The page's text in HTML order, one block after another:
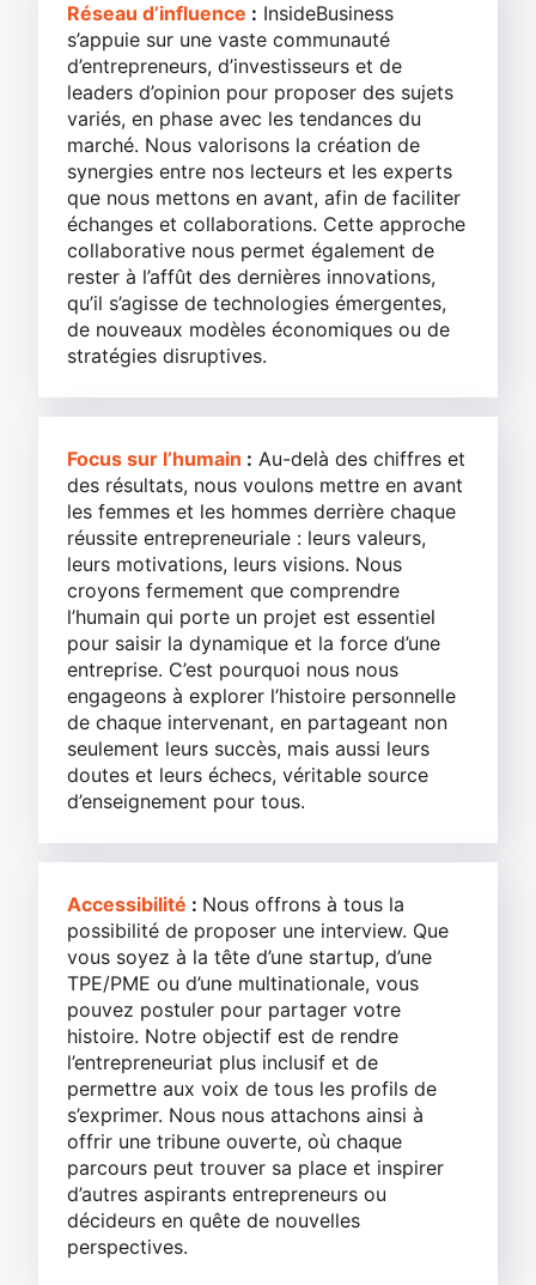
Réseau d’influence : InsideBusiness
s’appuie sur une vaste communauté
d’entrepreneurs, d’investisseurs et de
leaders d’opinion pour proposer des sujets
variés, en phase avec les tendances du
marché. Nous valorisons la création de
synergies entre nos lecteurs et les experts
que nous mettons en avant, afin de faciliter
échanges et collaborations. Cette approche
collaborative nous permet également de
rester à l’affût des dernières innovations,
qu’il s’agisse de technologies émergentes,
de nouveaux modèles économiques ou de
stratégies disruptives.
Focus sur l’humain : Au-delà des chiffres et
des résultats, nous voulons mettre en avant
les femmes et les hommes derrière chaque
réussite entrepreneuriale : leurs valeurs,
leurs motivations, leurs visions. Nous
croyons fermement que comprendre
l’humain qui porte un projet est essentiel
pour saisir la dynamique et la force d’une
entreprise. C’est pourquoi nous nous
engageons à explorer l’histoire personnelle
de chaque intervenant, en partageant non
seulement leurs succès, mais aussi leurs
doutes et leurs échecs, véritable source
d’enseignement pour tous.
Accessibilité : Nous offrons à tous la
possibilité de proposer une interview. Que
vous soyez à la tête d’une startup, d’une
TPE/PME ou d’une multinationale, vous
pouvez postuler pour partager votre
histoire. Notre objectif est de rendre
l’entrepreneuriat plus inclusif et de
permettre aux voix de tous les profils de
s’exprimer. Nous nous attachons ainsi à
offrir une tribune ouverte, où chaque
parcours peut trouver sa place et inspirer
d’autres aspirants entrepreneurs ou
décideurs en quête de nouvelles
perspectives.